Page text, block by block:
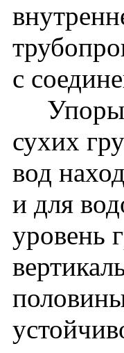
с
Упоры
сухих
вод
и для
уровень